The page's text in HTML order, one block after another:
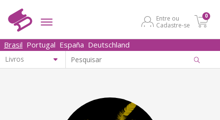
Entre ou
Cadastre-se
0
Brasil Portugal España Deutschland